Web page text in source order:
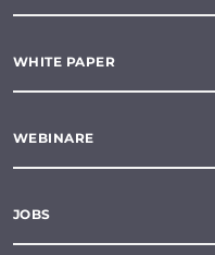
WHITE PAPER
WEBINARE
JOBS